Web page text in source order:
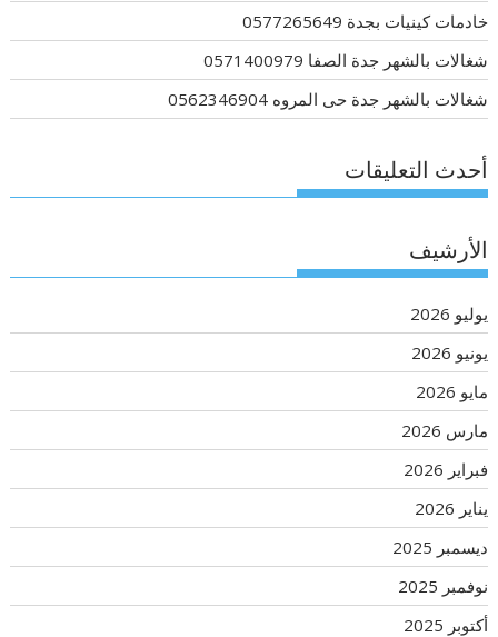
خادمات كينيات بجدة 0577265649
شغالات بالشهر جدة الصفا 0571400979
شغالات بالشهر جدة حى المروه 0562346904
أحدث التعليقات
الأرشيف
يوليو 2026
يونيو 2026
مايو 2026
مارس 2026
فبراير 2026
يناير 2026
ديسمبر 2025
نوفمبر 2025
أكتوبر 2025